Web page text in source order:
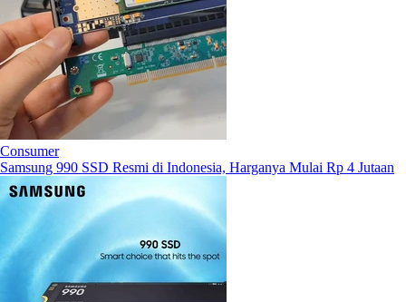
Consumer
Samsung 990 SSD Resmi di Indonesia, Harganya Mulai Rp 4 Jutaan